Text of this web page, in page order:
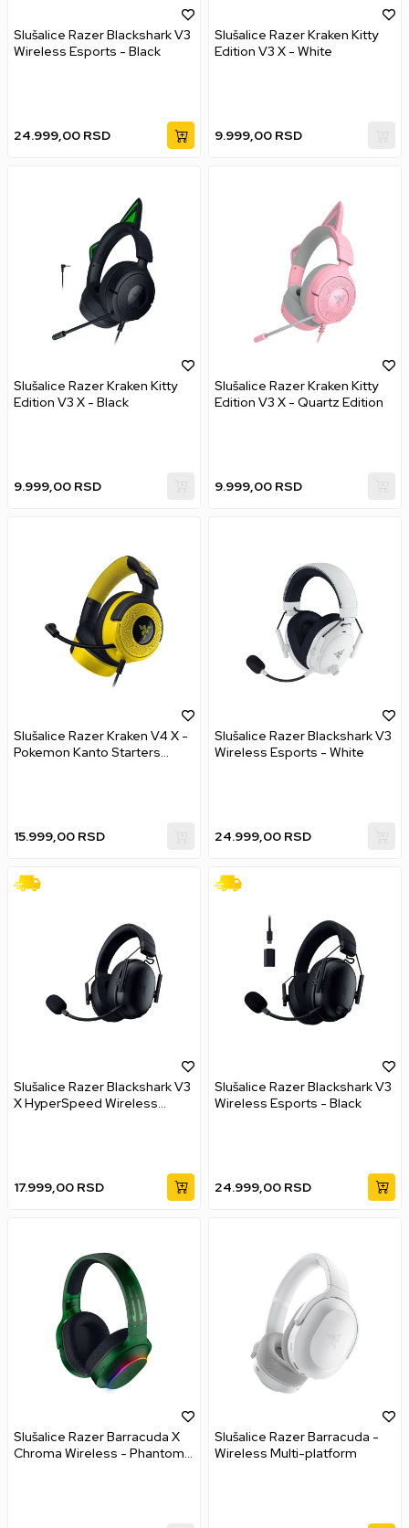
Slušalice Razer Blackshark V3
Wireless Esports - Black
24.999,00 RSD
Slušalice Razer Kraken Kitty
Edition V3 X - White
9.999,00 RSD
Slušalice Razer Kraken Kitty
Edition V3 X - Black
9.999,00 RSD
Slušalice Razer Kraken Kitty
Edition V3 X - Quartz Edition
9.999,00 RSD
Slušalice Razer Kraken V4 X -
Pokemon Kanto Starters
15.999,00 RSD
Slušalice Razer Blackshark V3
Wireless Esports - White
24.999,00 RSD
Slušalice Razer Blackshark V3
X HyperSpeed Wireless
17.999,00 RSD
Slušalice Razer Blackshark V3
Wireless Esports - Black
24.999,00 RSD
Slušalice Razer Barracuda X
Chroma Wireless - Phantom
Slušalice Razer Barracuda -
Wireless Multi-platform